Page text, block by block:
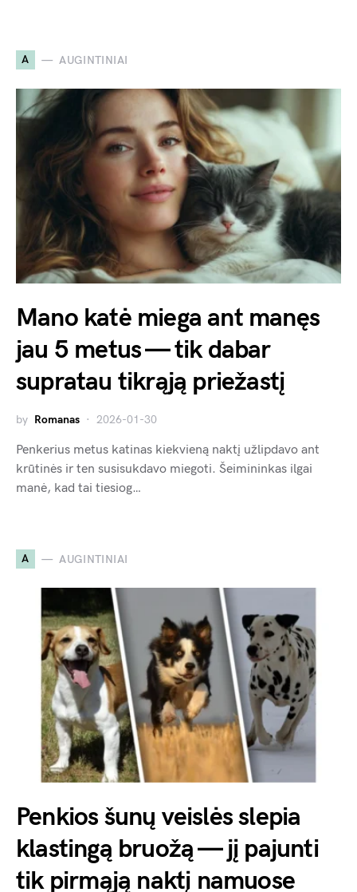
A AUGINTINIAI
Mano katė miega ant manęs
jau 5 metus — tik dabar
supratau tikrąją priežastį
by Romanas 2026-01-30
Penkerius metus katinas kiekvieną naktį užlipdavo ant
krūtinės ir ten susisukdavo miegoti. Šeimininkas ilgai
manė, kad tai tiesiog…
A AUGINTINIAI
Penkios šunų veislės slepia
klastingą bruožą — jį pajunti
tik pirmąją naktį namuose